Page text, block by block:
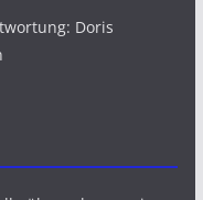
Doris